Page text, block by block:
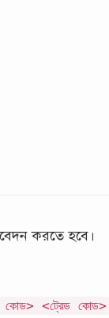
করতে হবে।
কোড> <ট্রেড কোড>